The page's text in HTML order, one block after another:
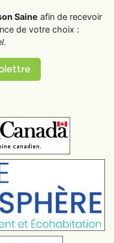
Saine afin de recevoir
de votre choix :
.